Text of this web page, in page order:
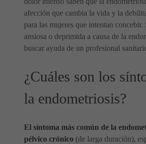
afección que cambia la vida y la
para las mujeres que intentan concebir.
ansiosa o deprimida a causa de la
buscar ayuda de un profesional
¿Cuáles son los
la endometriosis?
El síntoma más común de la
pélvico crónico (de larga duración),